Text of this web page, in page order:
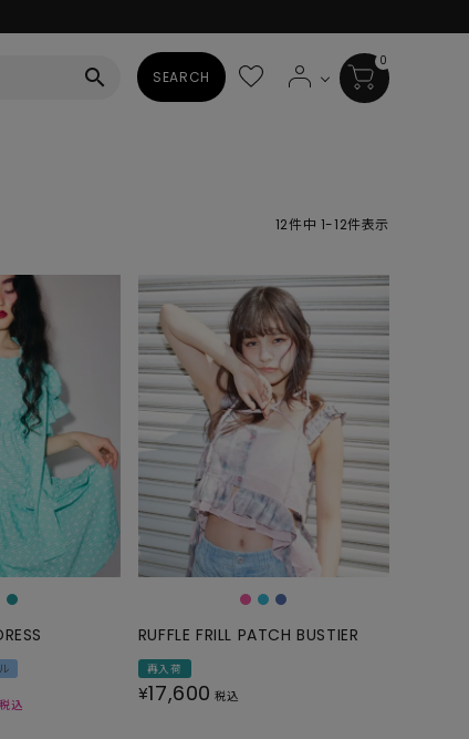
SHOES
ALL
GOODS
ALL
UMBRELLA
ACCESSORIES
SWIM WEAR
search SEARCH
0
12件中 1-12件表示
税込
RUFFLE FRILL PATCH BUSTIER
再入荷
¥17,600 税込